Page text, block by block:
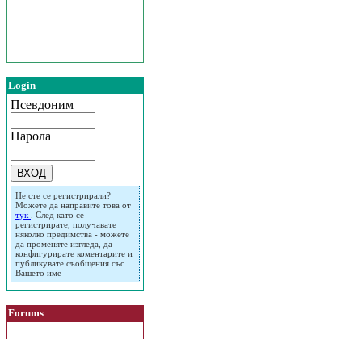
Login
Псевдоним
Парола
Не сте се регистрирали?
Можете да направите това от
тук
. След като се
регистрирате, получавате
няколко предимства - можете
да променяте изгледа, да
конфигурирате коментарите и
публикувате съобщения със
Вашето име
Forums